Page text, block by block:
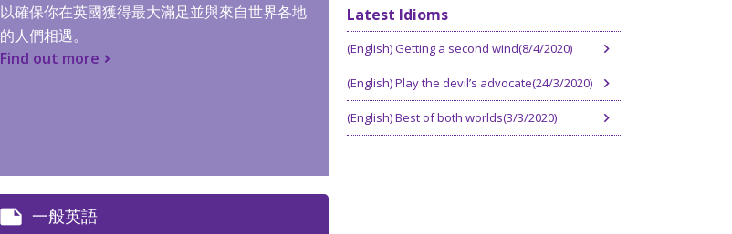
一般英語
以確保你在英國獲得最大滿足並與來自世界各地
的人們相遇。
Find out more
Latest Idioms
(English) Getting a second wind(8/4/2020)
(English) Play the devil’s advocate(24/3/2020)
(English) Best of both worlds(3/3/2020)